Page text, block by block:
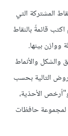
المشتركة التي
قائمةً بالنقاط
بينها.
والشكل والأنماط
التالية بحسب
الأحذية،
لمجموعة حافظات